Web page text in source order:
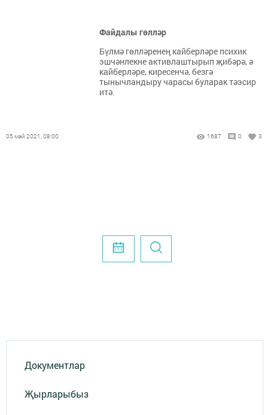
Файдалы гөлләр
Бүлмә гөлләренең кайберләре психик
эшчәнлекне активлаштырып җибәрә, ә
кайберләре, киресенчә, безгә
тынычландыру чарасы буларак тәэсир
итә.
05 май 2021, 08:00 1687 0 3
Документлар
Җырларыбыз